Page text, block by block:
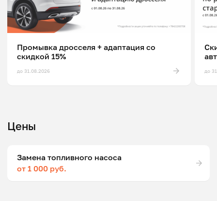
Промывка дросселя + адаптация со
скидкой 15%
до 31.08.2026 до
Цены
Замена топливного насоса
от 1 000 руб.